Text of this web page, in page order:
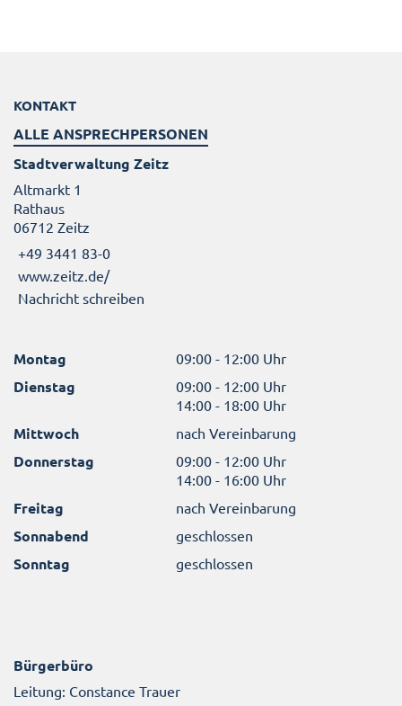
KONTAKT
ALLE ANSPRECHPERSONEN
Stadtverwaltung Zeitz
Altmarkt 1
Rathaus
06712 Zeitz
+49 3441 83-0
www.zeitz.de/
Nachricht schreiben
Montag 09:00 - 12:00 Uhr
Dienstag
09:00 - 12:00 Uhr
14:00 - 18:00 Uhr
Mittwoch nach Vereinbarung
Donnerstag
09:00 - 12:00 Uhr
14:00 - 16:00 Uhr
Freitag nach Vereinbarung
Sonnabend geschlossen
Sonntag geschlossen
Bürgerbüro
Leitung: Constance Trauer